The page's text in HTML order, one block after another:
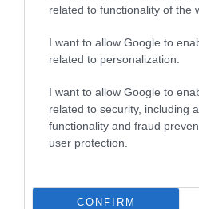
related to functionality of the
I want to allow Google to
related to personalization.
I want to allow Google to
related to security, including
functionality and fraud
user protection.
CONFIRM